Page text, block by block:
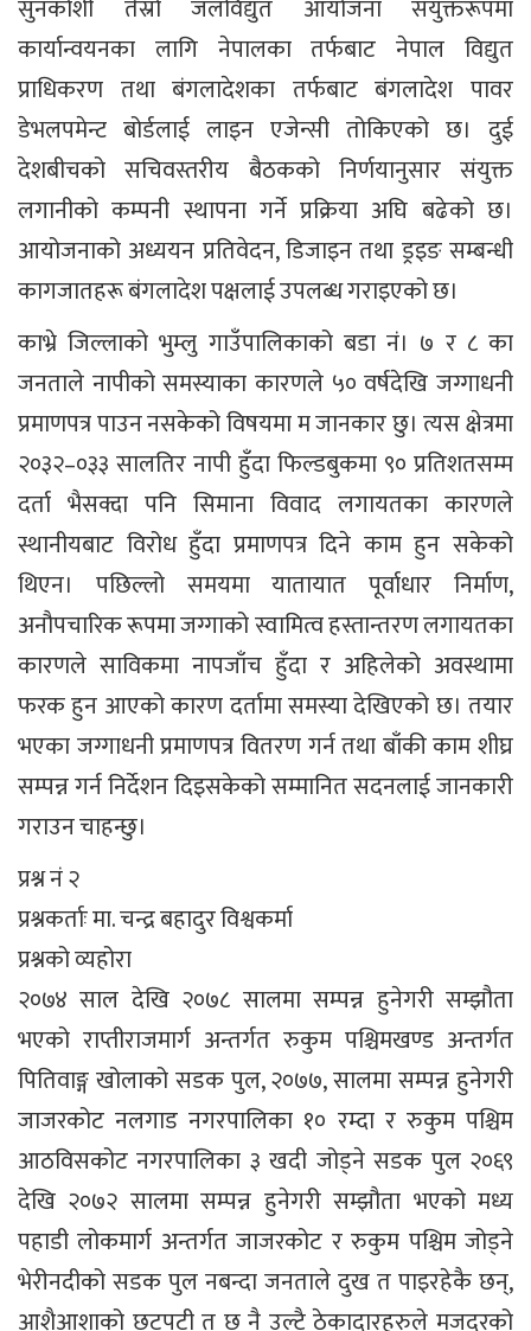
सुनकोशी तेस्रो जलविद्युत आयोजना संयुक्तरूपमा
कार्यान्वयनका लागि नेपालका तर्फबाट नेपाल विद्युत
प्राधिकरण तथा बंगलादेशका तर्फबाट बंगलादेश पावर
डेभलपमेन्ट बोर्डलाई लाइन एजेन्सी तोकिएको छ। दुई
देशबीचको सचिवस्तरीय बैठकको निर्णयानुसार संयुक्त
लगानीको कम्पनी स्थापना गर्ने प्रक्रिया अघि बढेको छ।
आयोजनाको अध्ययन प्रतिवेदन, डिजाइन तथा ड्रइङ सम्बन्धी
कागजातहरू बंगलादेश पक्षलाई उपलब्ध गराइएको छ।
काभ्रे जिल्लाको भुम्लु गाउँपालिकाको बडा नं। ७ र ८ का
जनताले नापीको समस्याका कारणले ५० वर्षदेखि जग्गाधनी
प्रमाणपत्र पाउन नसकेको विषयमा म जानकार छु। त्यस क्षेत्रमा
२०३२–०३३ सालतिर नापी हुँदा फिल्डबुकमा ९० प्रतिशतसम्म
दर्ता भैसक्दा पनि सिमाना विवाद लगायतका कारणले
स्थानीयबाट विरोध हुँदा प्रमाणपत्र दिने काम हुन सकेको
थिएन। पछिल्लो समयमा यातायात पूर्वाधार निर्माण,
अनौपचारिक रूपमा जग्गाको स्वामित्व हस्तान्तरण लगायतका
कारणले साविकमा नापजाँच हुँदा र अहिलेको अवस्थामा
फरक हुन आएको कारण दर्तामा समस्या देखिएको छ। तयार
भएका जग्गाधनी प्रमाणपत्र वितरण गर्न तथा बाँकी काम शीघ्र
सम्पन्न गर्न निर्देशन दिइसकेको सम्मानित सदनलाई जानकारी
गराउन चाहन्छु।
प्रश्न नं २
प्रश्नकर्ताः मा. चन्द्र बहादुर विश्वकर्मा
प्रश्नको व्यहोरा
२०७४ साल देखि २०७८ सालमा सम्पन्न हुनेगरी सम्झौता
भएको राप्तीराजमार्ग अन्तर्गत रुकुम पश्चिमखण्ड अन्तर्गत
पितिवाङ्ग खोलाको सडक पुल, २०७७, सालमा सम्पन्न हुनेगरी
जाजरकोट नलगाड नगरपालिका १० रम्दा र रुकुम पश्चिम
आठविसकोट नगरपालिका ३ खदी जोड्ने सडक पुल २०६९
देखि २०७२ सालमा सम्पन्न हुनेगरी सम्झौता भएको मध्य
पहाडी लोकमार्ग अन्तर्गत जाजरकोट र रुकुम पश्चिम जोड्ने
भेरीनदीको सडक पुल नबन्दा जनताले दुख त पाइरहेकै छन्,
आशैआशाको छटपटी त छ नै उल्टै ठेकादारहरुले मजदुरको